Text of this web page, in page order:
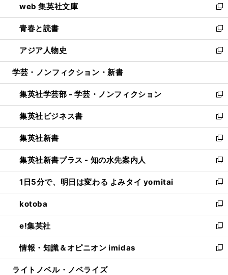
ド
ウ
で
開
く
ィ
ン
ド
ウ
で
開
い
ウ
ィ
ン
ド
ウ
開
く
web 集英社文庫
新
し
い
ウ
ィ
ン
ウ
で
開
く
青春と読書
新
し
い
ウ
ン
ド
ウ
で
開
く
アジア人物史
新
し
ウ
ィ
ン
ド
ウ
で
開
く
学芸・ノンフィクション・新書
集英社学芸部 - 学芸・ノンフィクション
新
し
い
ウ
ィ
ン
ド
ウ
で
開
く
集英社ビジネス書
新
し
い
ウ
ィ
ン
ド
ウ
で
開
く
集英社新書
新
し
い
ウ
ィ
ン
ド
ウ
で
開
く
集英社新書プラス - 知の水先案内人
新
し
い
ウ
ィ
ン
ド
ウ
で
開
1日5分で、明日は変わる よみタイ yomitai
新
し
い
ウ
ィ
ン
ド
ウ
kotoba
新
し
い
ウ
ィ
ン
e!集英社
新
し
い
ウ
情報・知識＆オピニオン imidas
新
し
ライトノベル・ノベライズ